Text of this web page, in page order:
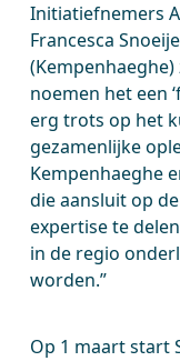
Initiatiefnemers
Francesca
(Kempenhaeghe)
noemen het een
erg trots op het
gezamenlijke
Kempenhaeghe
die aansluit op
expertise te
in de regio
worden.”
Op 1 maart start